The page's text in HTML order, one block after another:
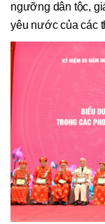
ngưỡng dân tộc,
yêu nước của các